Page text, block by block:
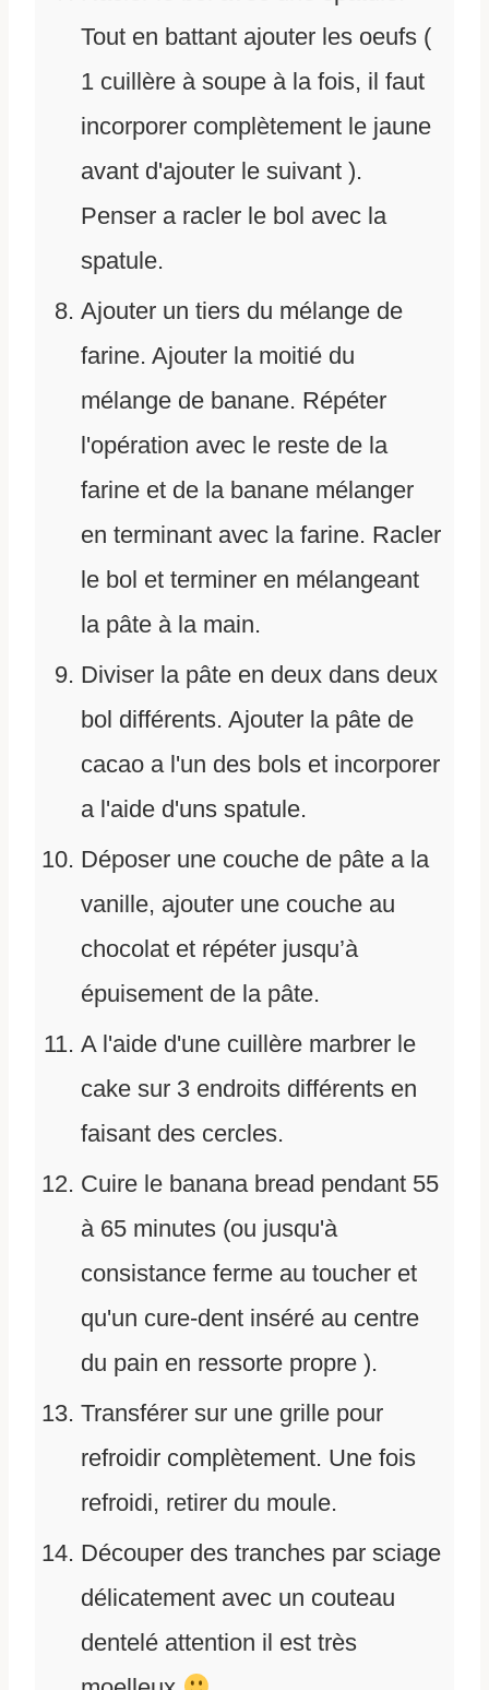
Tout en battant ajouter les oeufs (
1 cuillère à soupe à la fois, il faut
incorporer complètement le jaune
avant d'ajouter le suivant ).
Penser a racler le bol avec la
spatule.
Ajouter un tiers du mélange de
farine. Ajouter la moitié du
mélange de banane. Répéter
l'opération avec le reste de la
farine et de la banane mélanger
en terminant avec la farine. Racler
le bol et terminer en mélangeant
la pâte à la main.
Diviser la pâte en deux dans deux
bol différents. Ajouter la pâte de
cacao a l'un des bols et incorporer
a l'aide d'uns spatule.
Déposer une couche de pâte a la
vanille, ajouter une couche au
chocolat et répéter jusqu’à
épuisement de la pâte.
A l'aide d'une cuillère marbrer le
cake sur 3 endroits différents en
faisant des cercles.
Cuire le banana bread pendant 55
à 65 minutes (ou jusqu'à
consistance ferme au toucher et
qu'un cure-dent inséré au centre
du pain en ressorte propre ).
Transférer sur une grille pour
refroidir complètement. Une fois
refroidi, retirer du moule.
Découper des tranches par sciage
délicatement avec un couteau
dentelé attention il est très